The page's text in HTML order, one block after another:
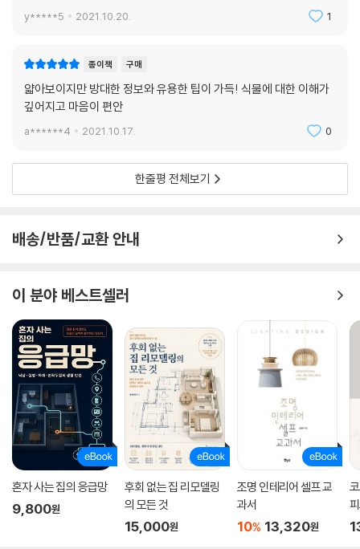
y*****5 2021.10.20. 1
종이책 구매
얇아보이지만 방대한 정보와 유용한 팁이 가득! 식물에 대한 이해가
깊어지고 마음이 편안
a******4 2021.10.17. 0
한줄평 전체보기
배송/반품/교환 안내
이 분야 베스트셀러
혼자 사는 집의 응급망
9,800원
후회 없는 집 리모델링
의 모든 것
15,000원
조명 인테리어 셀프 교
과서
10% 13,320원